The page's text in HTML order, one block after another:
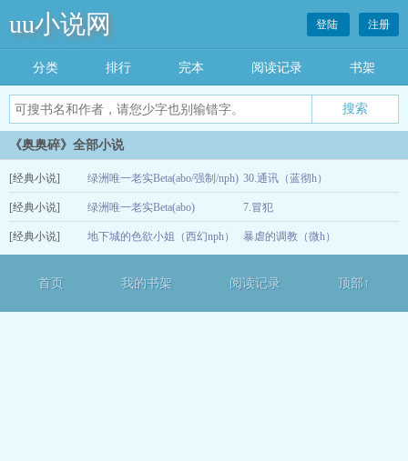
uu小说网 登陆 注册
分类 排行 完本 阅读记录 书架
《奥奥碎》全部小说
[经典小说] 绿洲唯一老实Beta(abo/强制/nph) 30.通讯（蓝彻h）
[经典小说] 绿洲唯一老实Beta(abo) 7.冒犯
[经典小说] 地下城的色欲小姐（西幻nph） 暴虐的调教（微h）
首页 我的书架 阅读记录 顶部↑